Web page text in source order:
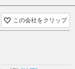
この会社をクリップ